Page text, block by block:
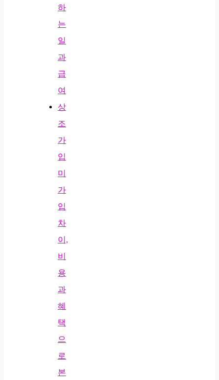
하
는
일
과
급
여
상
조
가
입
미
가
입
차
이,
비
용
과
혜
택
으
로
본